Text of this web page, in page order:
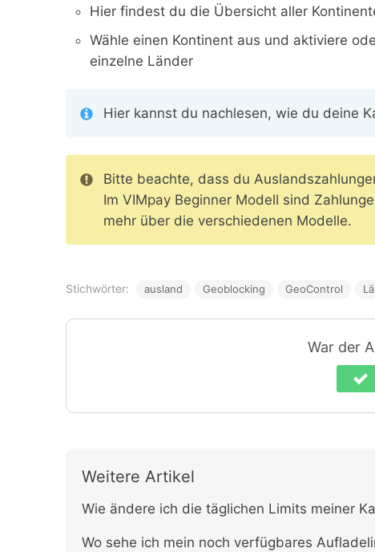
Hier findest du die Übersicht aller
Wähle einen Kontinent aus und aktiviere
einzelne Länder
Hier kannst du nachlesen, wie du deine
Bitte beachte, dass du
Im VIMpay Beginner Modell sind
mehr über die verschiedenen Modelle.
Stichwörter: ausland Geoblocking GeoControl
War der
Weitere Artikel
Wie ändere ich die täglichen Limits meiner
Wo sehe ich mein noch verfügbares